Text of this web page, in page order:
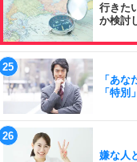
行きた
か検討
「あな
「特別
嫌な人